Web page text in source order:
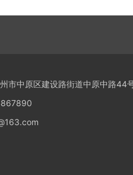
市中原区建设路街道中原中路44